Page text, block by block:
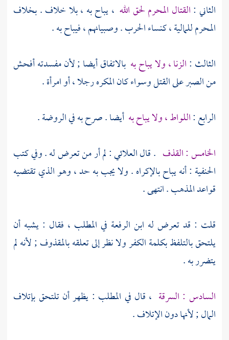
الثاني :القتال المحرم لحق الله ، يباح به ، بلا خلاف . بخلاف
المحرم للمالية ، كنساء الحرب . وصبيانهم ، فيباح به .
الثالث :الزنا ، ولا يباح به بالاتفاق أيضا ; لأن مفسدته أفحش
من الصبر على القتل وسواء كان المكره رجلا ، أو امرأة .
الرابع :اللواط ، ولا يباح به أيضا . صرح به في الروضة .
الخامس : القذف . قالالعلائي: لم أر من تعرض له . وفي كتب
الحنفية : أنه يباح بالإكراه . ولا يجب به حد ، وهو الذي تقتضيه
قواعد المذهب . انتهى .
قلت : قد تعرض له ابن الرفعة في المطلب ، فقال : يشبه أن
يلتحق بالتلفظ بكلمة الكفر ولا نظر إلى تعلقه بالمقذوف ; لأنه لم
يتضرر به .
السادس : السرقة ، قال في المطلب : يظهر أن تلتحق بإتلاف
المال ; لأنها دون الإتلاف .